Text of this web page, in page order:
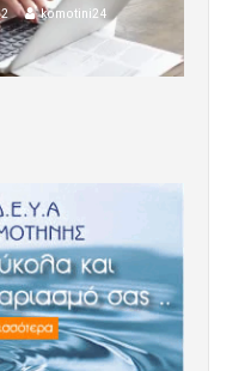
komotini24